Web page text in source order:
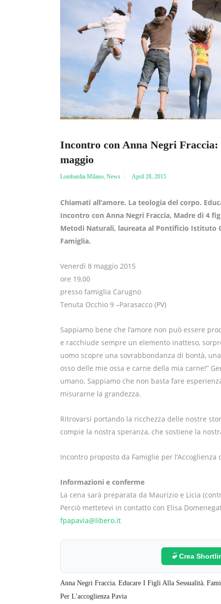
Incontro con Anna Negri Fraccia:
maggio
Lombardia Milano, News April 28, 2015
Chiamati all’amore. La teologia del corpo.
Incontro con Anna Negri Fraccia, Madre di 4
Metodi Naturali, laureata al Pontificio Istituto
Famiglia.
Venerdì 8 maggio 2015
ore 19,00
presso famiglia Carugno
Tenuta Occhio 9 –Parasacco (PV)
Sappiamo bene che l’amore non può essere
e racchiude sempre un elemento inatteso,
uomo scopre una sovrabbondanza di bontà,
osso delle mie ossa e carne della mia carne!”
umano. Sappiamo che non basta fare
misurarne la grandezza.
Ritrovarsi portando la ricchezza delle nostre
compie la nostra speranza, che sostiene la
Incontro proposto da Famiglie per l’Accoglienza
Informazioni e conferme
La cena sarà preparata da Maurizio e Licia
Perciò mettetevi in contatto con Elisa
fpapavia@libero.it
Crea
Anna Negri Fraccia, Educare I Figli Alla Sessualità,
Per L'accoglienza Pavia